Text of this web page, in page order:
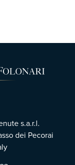
s.a.r.l.
dei Pecorai